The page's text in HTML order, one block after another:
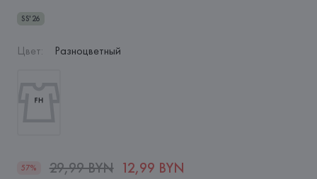
SS'26
Цвет: Разноцветный
57% 29,99 BYN 12,99 BYN